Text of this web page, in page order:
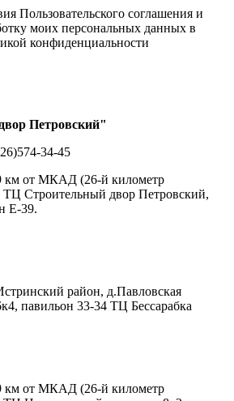
Пользовательского соглашения и
моих персональных данных в
конфиденциальности
Петровский"
34-45
км от МКАД (26-й километр
Строительный двор Петровский,
Е-39.
район, д.Павловская
павильон 33-34 ТЦ Бессарабка
км от МКАД (26-й километр